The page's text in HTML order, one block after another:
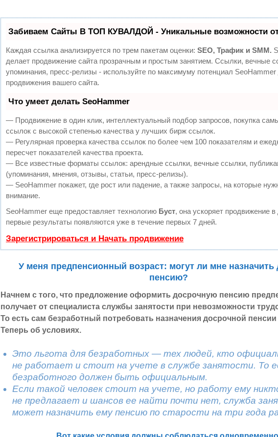
Забиваем Сайты В ТОП КУВАЛДОЙ - Уникальные возможности от
Каждая ссылка анализируется по трем пакетам оценки: SEO, Трафик и SMM.
делает продвижение сайта прозрачным и простым занятием. Ссылки, вечные
упоминания, пресс-релизы - используйте по максимуму потенциал SeoHammer
продвижения вашего сайта.
Что умеет делать SeoHammer
— Продвижение в один клик, интеллектуальный подбор запросов, покупка
ссылок с высокой степенью качества у лучших бирж ссылок.
— Регулярная проверка качества ссылок по более чем 100 показателям и
пересчет показателей качества проекта.
— Все известные форматы ссылок: арендные ссылки, вечные ссылки,
(упоминания, мнения, отзывы, статьи, пресс-релизы).
— SeoHammer покажет, где рост или падение, а также запросы, на которые
внимание.
SeoHammer еще предоставляет технологию Буст, она ускоряет продвижение в
первые результаты появляются уже в течение первых 7 дней.
Зарегистрироваться и Начать продвижение
У меня предпенсионный возраст: могут ли мне назначить
пенсию?
Начнем с того, что предложение оформить досрочную пенсию
получает от специалиста службы занятости при невозможности
То есть сам безработный потребовать назначения досрочной
Теперь об условиях.
Это льгота для безработных — тех людей, кто
не работает и стоит на учете в службе занятости. То
безработного должен быть официальным.
Если такой человек стоит на учете, но работу ему
не предлагает и шансов ее найти почти нет, служба
может назначить ему пенсию по старости на три года